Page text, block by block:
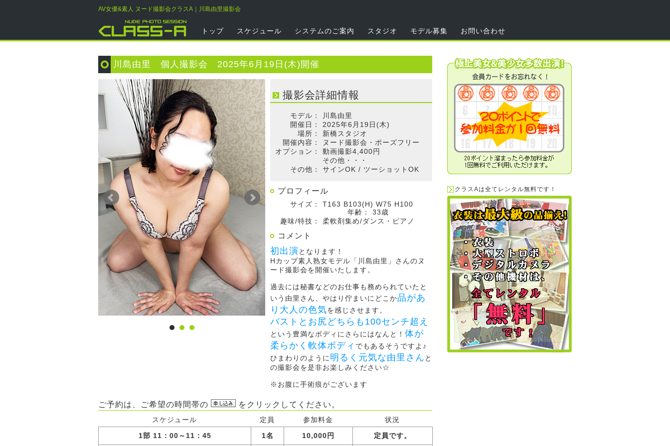
AV女優&素人 ヌード撮影会クラスA｜川島由里撮影会
トップ スケジュール システムのご案内 スタジオ モデル募集 お問い合わせ
川島由里 個人撮影会 2025年6月19日(木)開催
撮影会詳細情報
モデル：
川島由里
開催日：
2025年6月19日(木)
場所：
新橋スタジオ
開催内容：
ヌード撮影会・ポーズフリー
オプション：
動画撮影4,400円
その他・・・
その他：
サインOK / ツーショットOK
プロフィール
サイズ：
T163 B103(H) W75 H100
年齢：
33歳
趣味/特技：
柔軟剤集め/ダンス・ピアノ
コメント
初出演 となります！
Hカップ素人熟女モデル「川島由里」さんのヌ
ード撮影会を開催いたします。
過去には秘書などのお仕事も務められていたと
いう由里さん、やはり佇まいにどこか品があ
り大人の色気を感じさせます。
バストとお尻どちらも100センチ超え
という豊満なボディにさらにはなんと！ 体が
柔らかく軟体ボディ でもあるそうですよ♪
ひまわりのように 明るく元気な由里さん と
の撮影会を是非お楽しみください☆
※お腹に手術痕がございます
ご予約は、ご希望の時間帯の をクリックしてください。
スケジュール 定員 参加料金
状況
1部 11：00～11：45
1名 10,000円 定員です。
クラスAは全てレンタル無料です！